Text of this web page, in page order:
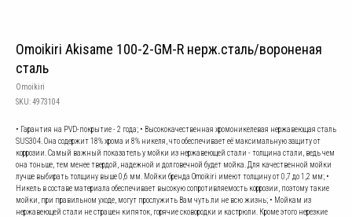
Omoikiri Akisame 100-2-GM-R нерж.сталь/вороненая
сталь
Omoikiri
SKU:4973104
• Гарантия на PVD-покрытие - 2 года; • Высококачественная хромоникелевая нержавеющая сталь
SUS304. Она содержит 18% хрома и 8% никеля, что обеспечивает её максимальную защиту от
коррозии. Самый важный показатель у мойки из нержавеющей стали - толщина стали, ведь чем
она тоньше, тем менее твердой, надежной и долговечной будет мойка. Для качественной мойки
лучше выбирать толщину выше 0,6 мм. Мойки бренда Omoikiri имеют толщину от 0,7 до 1,2 мм; •
Никель в составе материала обеспечивает высокую сопротивляемость коррозии, поэтому такие
мойки, при правильном уходе, могут прослужить Вам чуть ли не всю жизнь; • Мойкам из
нержавеющей стали не страшен кипяток, горячие сковородки и кастрюли. Кроме этого нерезкие